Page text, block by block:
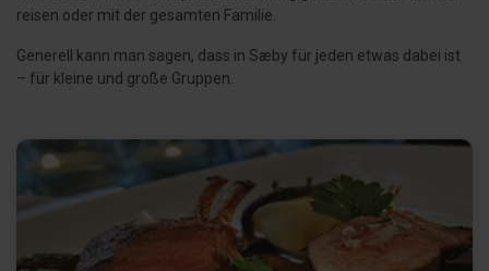
reisen oder mit der gesamten Familie.
Generell kann man sagen, dass in Sæby für jeden etwas dabei ist
– für kleine und große Gruppen.